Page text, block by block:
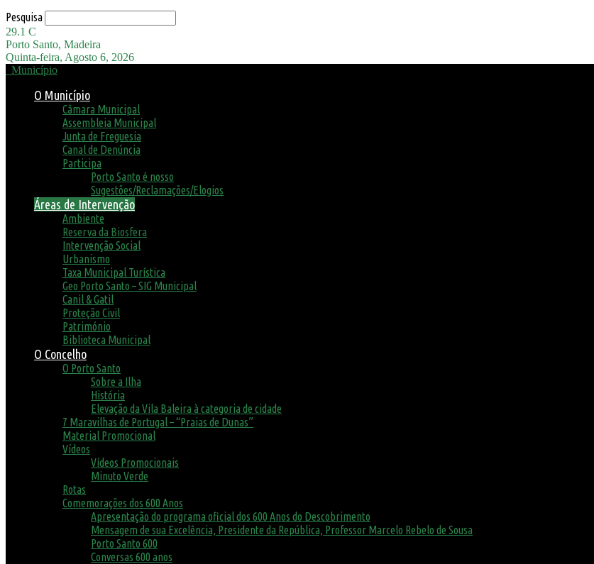
Pesquisa
29.1 C
Porto Santo, Madeira
Quinta-feira, Agosto 6, 2026
Município
O Município
Câmara Municipal
Assembleia Municipal
Junta de Freguesia
Canal de Denúncia
Participa
Porto Santo é nosso
Sugestões/Reclamações/Elogios
Áreas de Intervenção
Ambiente
Reserva da Biosfera
Intervenção Social
Urbanismo
Taxa Municipal Turística
Geo Porto Santo – SIG Municipal
Canil & Gatil
Proteção Civil
Património
Biblioteca Municipal
O Concelho
O Porto Santo
Sobre a Ilha
História
Elevação da Vila Baleira à categoria de cidade
7 Maravilhas de Portugal – “Praias de Dunas”
Material Promocional
Vídeos
Vídeos Promocionais
Minuto Verde
Rotas
Comemorações dos 600 Anos
Apresentação do programa oficial dos 600 Anos do Descobrimento
Mensagem de sua Excelência, Presidente da República, Professor Marcelo Rebelo de Sousa
Porto Santo 600
Conversas 600 anos